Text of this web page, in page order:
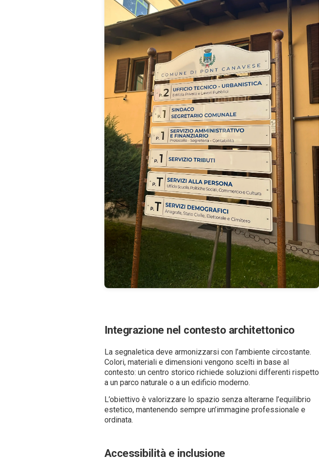
Integrazione nel contesto architettonico
La segnaletica deve armonizzarsi con l’ambiente circostante.
Colori, materiali e dimensioni vengono scelti in base al
contesto: un centro storico richiede soluzioni differenti rispetto
a un parco naturale o a un edificio moderno.
L’obiettivo è valorizzare lo spazio senza alterarne l’equilibrio
estetico, mantenendo sempre un’immagine professionale e
ordinata.
Accessibilità e inclusione